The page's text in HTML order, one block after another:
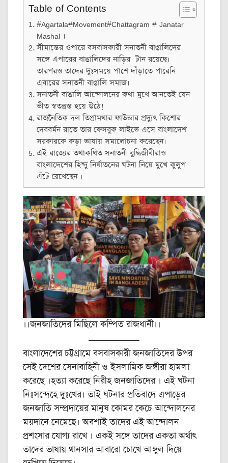
Table of Contents
#Agartala#Movement#Chattagram # Janatar
Mashal ।
সীমান্তের ওপারে বসবাসকারী সনাতনী বাঙালিদের
সঙ্গে এপারের বাঙালিদের নাড়ির টান রয়েছে।
তারপরও তাদের দুঃসময়ে পাশে দাঁড়াতে পারেনি
এবারের সনাতনী বাঙালি সমাজ।
সনাতনী বাঙালি আন্দোলনের কথা মুখে আনতেই যেন
ভীত স্বতন্ত্রস্ত হয়ে উঠে!
রাজনৈতিক দল তিপ্রামথার ফাউন্ডার প্রদ্যুৎ কিশোর
দেববর্মন রাতে তার ফেসবুক লাইভে এসে বাংলাদেশ
সরকারকে কড়া ভাষায় সমালোচনা করেছেন।
এই রাজ্যের তথাকথিত সনাতনী বুদ্ধিজীবীরাও
বাংলাদেশের হিন্দু নির্যাতনের ঘটনা নিয়ে মুখে কুলুপ
এঁটে রেখেছেন ।
।।জনজাতিদের মিছিলে কম্পিত রাজধানী।।
বাংলাদেশের চট্টগ্রামে বসবাসকারী জনজাতিদের উপর
সেই দেশের সেনাবাহিনী ও ইসলামিক জঙ্গীরা হামলা
করেছে ।হত্যা করেছে নিরীহ জনজাতিদের । এই ঘটনা
নিঃসন্দেহে দুঃখের। তাই ঘটনার প্রতিবাদে এপাড়ের
জনজাতি সম্প্রদায়ের মানুষ কোমর কেচে আন্দোলনের
ময়দানে নেমেছে। অবশ্যই তাদের এই আন্দোলন
প্রশংসার যোগ্য রাখে । একই সঙ্গে তাদের একতা অর্থাৎ
তাদের ভাষায় থানসার আবারো চোখে আঙ্গুল দিয়ে